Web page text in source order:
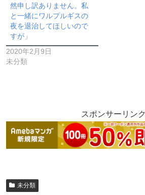
然申し訳ありません。私
と一緒にワルプルギスの
夜を退治してほしいので
すが」
2020年2月9日
未分類
スポンサーリンク
未分類